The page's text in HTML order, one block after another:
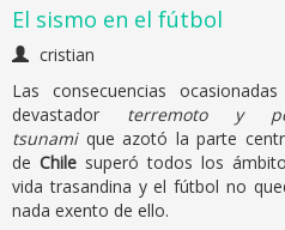
El sismo en el fútbol
cristian
Las consecuencias
devastador terremoto y
tsunamique azotó la parte
de Chilesuperó todos los
vida trasandina y el fútbol no
nada exento de ello.